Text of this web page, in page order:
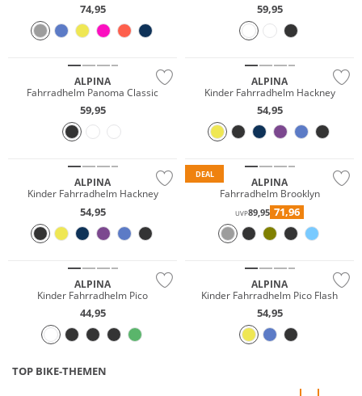
74,95 59,95
Nur Online
ALPINA
Fahrradhelm Panoma Classic
59,95
ALPINA
Kinder Fahrradhelm Hackney
54,95
ALPINA
Kinder Fahrradhelm Hackney
54,95
DEAL
ALPINA
Fahrradhelm Brooklyn
UVP89,95 71,96
ALPINA
Kinder Fahrradhelm Pico
44,95
Nur Online
ALPINA
Kinder Fahrradhelm Pico Flash
54,95
TOP BIKE-THEMEN